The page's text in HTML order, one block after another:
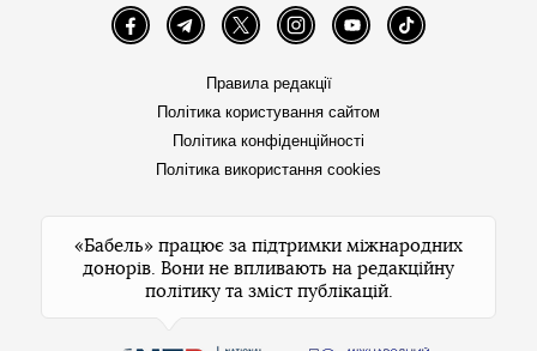
FacebookTelegramTwitter InstagramYouTube TikTok
Правила редакції
Політика користування сайтом
Політика конфіденційності
Політика використання cookies
«Бабель» працює за підтримки міжнародних
донорів. Вони не впливають на редакційну
політику та зміст публікацій.